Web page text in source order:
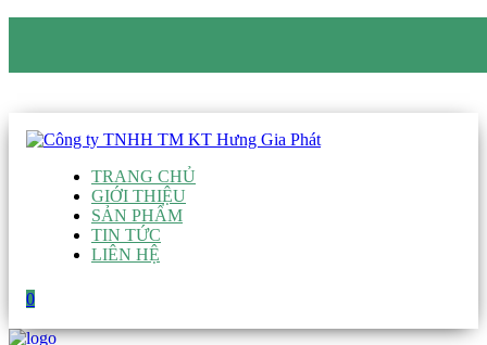
TRANG CHỦ
GIỚI THIỆU
SẢN PHẨM
TIN TỨC
LIÊN HỆ
0